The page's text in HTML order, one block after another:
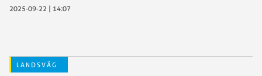
2025-09-22 | 14:07
LANDSVÄG